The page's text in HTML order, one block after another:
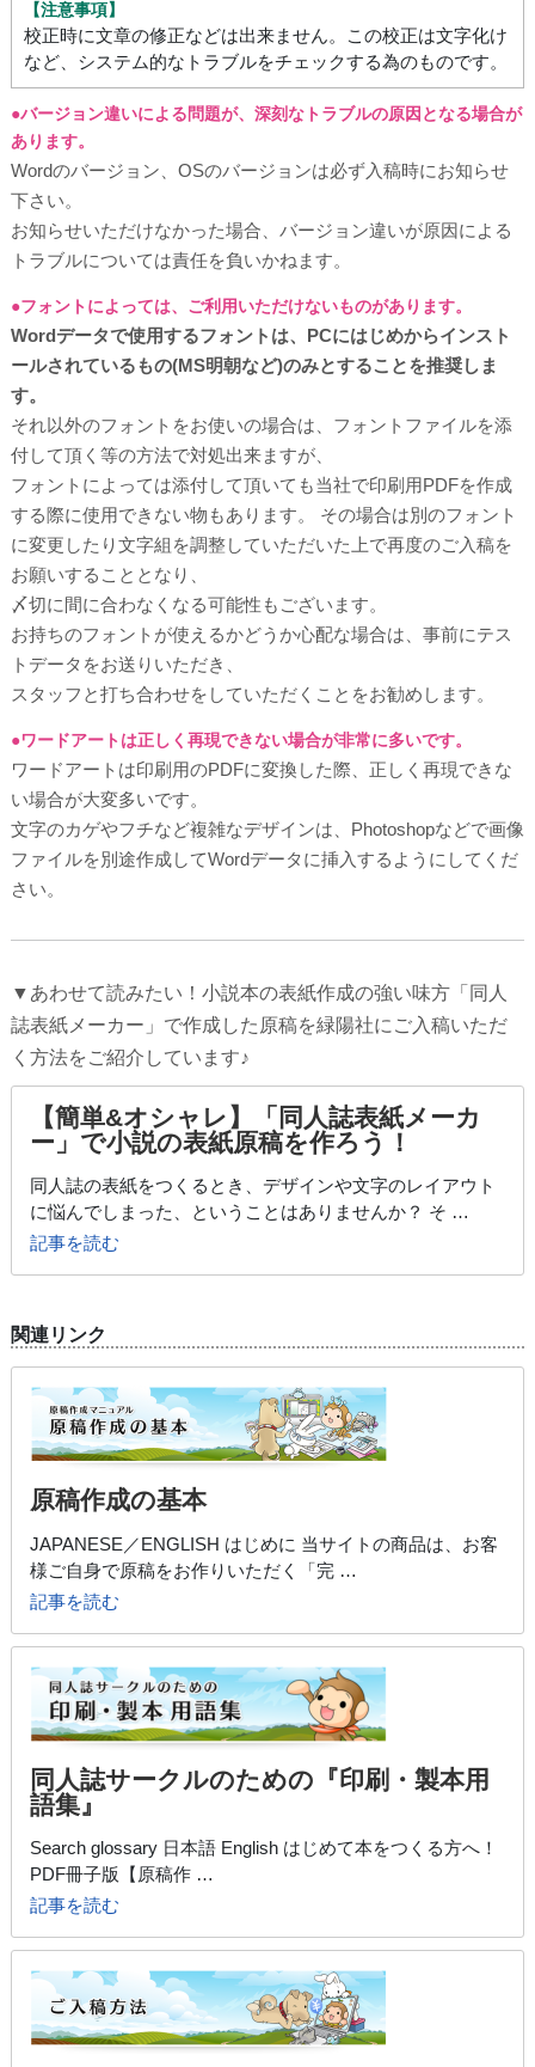
【注意事項】
校正時に文章の修正などは出来ません。この校正は文字化け
など、システム的なトラブルをチェックする為のものです。
●バージョン違いによる問題が、深刻なトラブルの原因となる場合が
あります。
Wordのバージョン、OSのバージョンは必ず入稿時にお知らせ
下さい。
お知らせいただけなかった場合、バージョン違いが原因による
トラブルについては責任を負いかねます。
●フォントによっては、ご利用いただけないものがあります。
Wordデータで使用するフォントは、PCにはじめからインスト
ールされているもの(MS明朝など)のみとすることを推奨しま
す。
それ以外のフォントをお使いの場合は、フォントファイルを添
付して頂く等の方法で対処出来ますが、
フォントによっては添付して頂いても当社で印刷用PDFを作成
する際に使用できない物もあります。
その場合は別のフォント
に変更したり文字組を調整していただいた上で再度のご入稿を
お願いすることとなり、
〆切に間に合わなくなる可能性もございます。
お持ちのフォントが使えるかどうか心配な場合は、事前にテス
トデータをお送りいただき、
スタッフと打ち合わせをしていただくことをお勧めします。
●ワードアートは正しく再現できない場合が非常に多いです。
ワードアートは印刷用のPDFに変換した際、正しく再現できな
い場合が大変多いです。
文字のカゲやフチなど複雑なデザインは、Photoshopなどで画像
ファイルを別途作成してWordデータに挿入するようにしてくだ
さい。
▼あわせて読みたい！小説本の表紙作成の強い味方「同人
誌表紙メーカー」で作成した原稿を緑陽社にご入稿いただ
く方法をご紹介しています♪
【簡単&オシャレ】「同人誌表紙メーカ
ー」で小説の表紙原稿を作ろう！
同人誌の表紙をつくるとき、デザインや文字のレイアウト
に悩んでしまった、ということはありませんか？ そ …
記事を読む
関連リンク
原稿作成の基本
JAPANESE／ENGLISH はじめに 当サイトの商品は、お客
様ご自身で原稿をお作りいただく「完 …
記事を読む
同人誌サークルのための『印刷・製本用
語集』
Search glossary 日本語 English はじめて本をつくる方へ！
PDF冊子版【原稿作 …
記事を読む